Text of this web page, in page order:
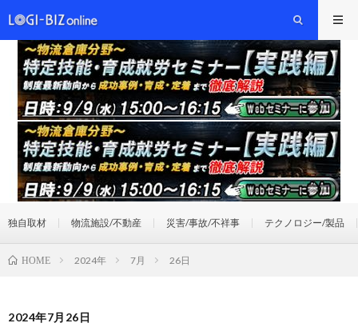
独自取材 物流施設/不動産 災害/事故/不祥事 テクノロジー/製品
HOME 2024年 7月 26日
2024年7月26日